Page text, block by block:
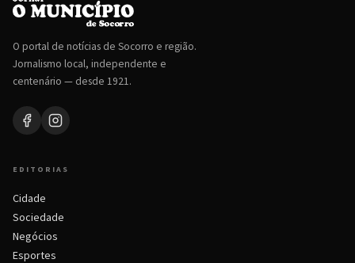
O portal de notícias de Socorro e região.
Jornalismo local, independente e
centenário — desde 1921.
EDITORIAS
Cidade
Sociedade
Negócios
Esportes